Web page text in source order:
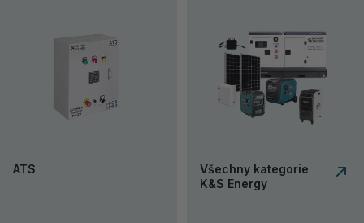
ATS
Všechny kategorie
K&S Energy